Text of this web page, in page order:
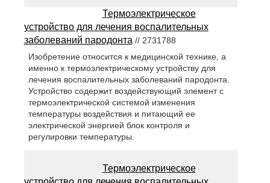
Термоэлектрическое
устройство для лечения воспалительных
заболеваний пародонта// 2731788
Изобретение относится к медицинской технике, а
именно к термоэлектрическому устройству для
лечения воспалительных заболеваний пародонта.
Устройство содержит воздействующий элемент с
термоэлектрической системой изменения
температуры воздействия и питающий ее
электрической энергией блок контроля и
регулировки температуры.
Термоэлектрическое